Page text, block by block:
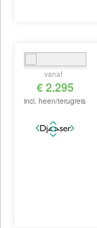
vanaf
€ 2.295
incl. heen/terugreis